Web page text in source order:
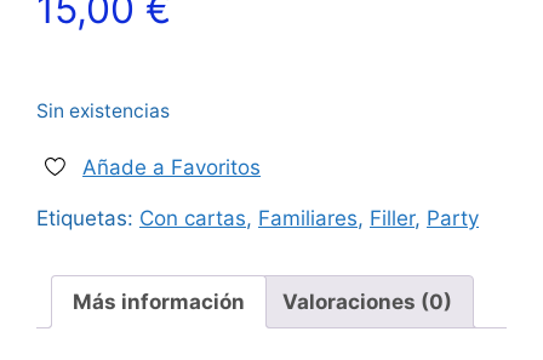
Sin existencias
Añade a Favoritos
Etiquetas: Con cartas, Familiares, Filler, Party
Más información Valoraciones (0)